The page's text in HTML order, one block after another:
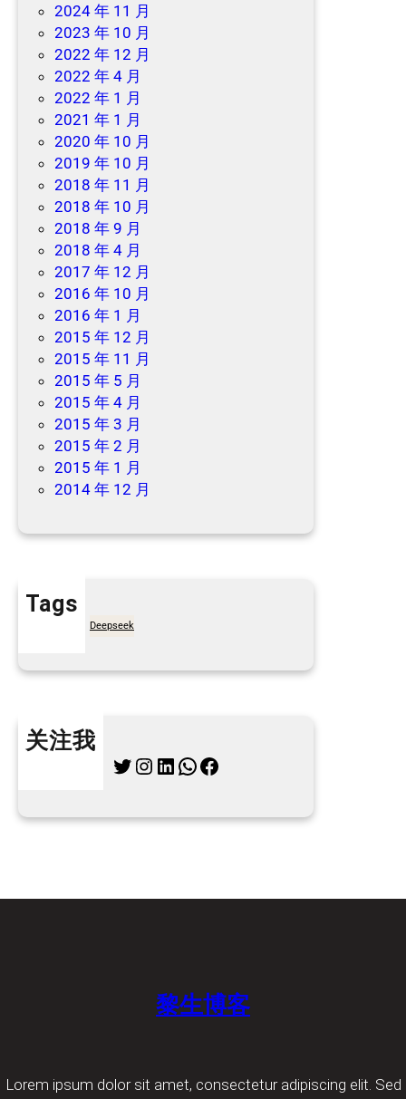
2024 年 11 月
2023 年 10 月
2022 年 12 月
2022 年 4 月
2022 年 1 月
2021 年 1 月
2020 年 10 月
2019 年 10 月
2018 年 11 月
2018 年 10 月
2018 年 9 月
2018 年 4 月
2017 年 12 月
2016 年 10 月
2016 年 1 月
2015 年 12 月
2015 年 11 月
2015 年 5 月
2015 年 4 月
2015 年 3 月
2015 年 2 月
2015 年 1 月
2014 年 12 月
Tags
Deepseek
关注我
Twitter Instagram LinkedIn WhatsApp Facebook
黎生博客
Lorem ipsum dolor sit amet, consectetur adipiscing elit. Sed